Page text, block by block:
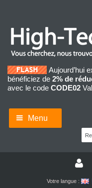
Aujourd’hui
bénéficiez de 2% de
avec le code CODE02
Menu
Votre langue :